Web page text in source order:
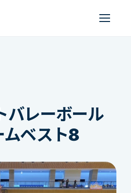
バレーボール
ベスト8